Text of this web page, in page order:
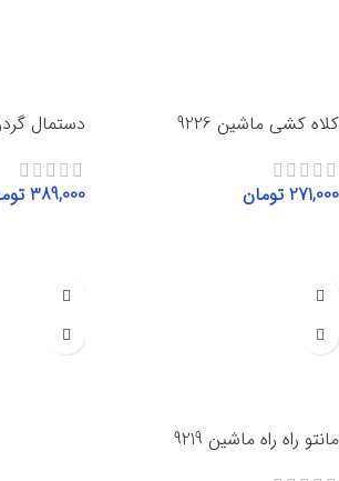
کلاه کشی ماشین 9226
271,000 تومان
دستمال گردن
389,000
مانتو راه راه ماشین 9219